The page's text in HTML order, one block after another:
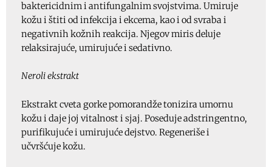
baktericidnim i antifungalnim svojstvima. Umiruje
kožu i štiti od infekcija i ekcema, kao i od svraba i
negativnih kožnih reakcija. Njegov miris deluje
relaksirajuće, umirujuće i sedativno.
Neroli ekstrakt
Ekstrakt cveta gorke pomorandže tonizira umornu
kožu i daje joj vitalnost i sjaj. Poseduje adstringentno,
purifikujuće i umirujuće dejstvo. Regeneriše i
učvršćuje kožu.